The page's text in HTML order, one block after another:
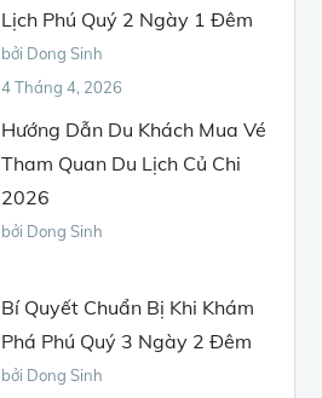
Lịch Phú Quý 2 Ngày 1 Đêm
bởi Dong Sinh
4 Tháng 4, 2026
Hướng Dẫn Du Khách Mua Vé
Tham Quan Du Lịch Củ Chi
2026
bởi Dong Sinh
Bí Quyết Chuẩn Bị Khi Khám
Phá Phú Quý 3 Ngày 2 Đêm
bởi Dong Sinh